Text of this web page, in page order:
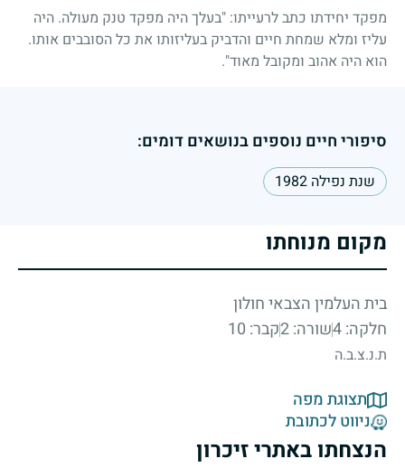
מפקד יחידתו כתב לרעייתו: "בעלך היה מפקד טנק מעולה. היה
עליז ומלא שמחת חיים והדביק בעליזותו את כל הסובבים אותו.
הוא היה אהוב ומקובל מאוד".
סיפורי חיים נוספים בנושאים דומים:
שנת נפילה 1982
מקום מנוחתו
בית העלמין הצבאי חולון
חלקה: 4
שורה: 2 קבר: 10
ת.נ.צ.ב.ה
תצוגת מפה
ניווט לכתובת
הנצחתו באתרי זיכרון